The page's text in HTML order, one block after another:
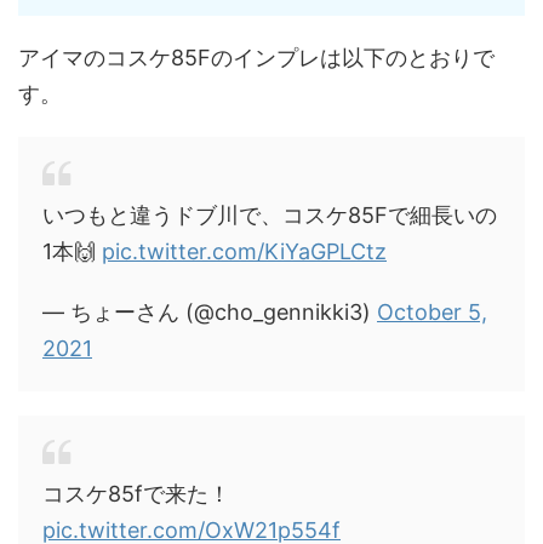
アイマのコスケ85Fのインプレは以下のとおりで
す。
いつもと違うドブ川で、コスケ85Fで細長いの
1本🙌 pic.twitter.com/KiYaGPLCtz
— ちょーさん (@cho_gennikki3) October 5,
2021
コスケ85fで来た！
pic.twitter.com/OxW21p554f